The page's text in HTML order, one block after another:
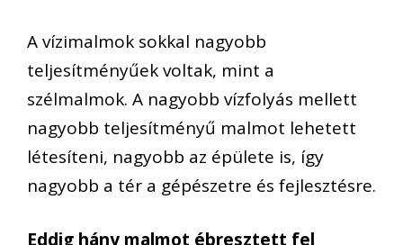
A vízimalmok sokkal nagyobb
teljesítményűek voltak, mint a
szélmalmok. A nagyobb vízfolyás mellett
nagyobb teljesítményű malmot lehetett
létesíteni, nagyobb az épülete is, így
nagyobb a tér a gépészetre és fejlesztésre.
Eddig hány malmot ébresztett fel